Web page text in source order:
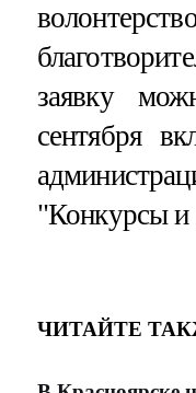
заявку
сентября
"Конкурсы и
ЧИТАЙТЕ